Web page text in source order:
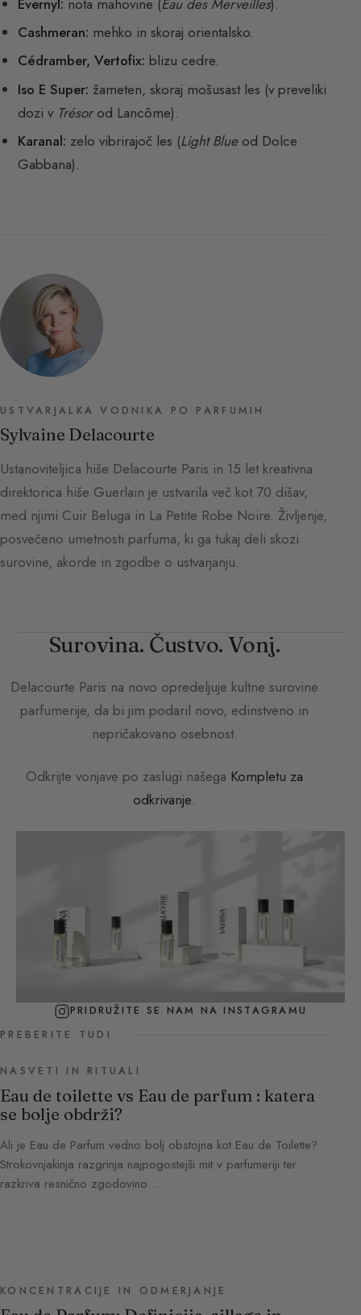
Cashmeran: mehko in skoraj orientalsko.
Cédramber, Vertofix: blizu cedre.
Iso E Super: žameten, skoraj mošusast les (v preveliki
dozi v Trésorod Lancôme).
Karanal: zelo vibrirajoč les (Light Blueod Dolce
Gabbana).
USTVARJALKA VODNIKA PO PARFUMIH
Sylvaine Delacourte
Ustanoviteljica hiše Delacourte Paris in 15 let kreativna
direktorica hiše Guerlain je ustvarila več kot 70 dišav,
med njimi Cuir Beluga in La Petite Robe Noire. Življenje,
posvečeno umetnosti parfuma, ki ga tukaj deli skozi
surovine, akorde in zgodbe o ustvarjanju.
Surovina. Čustvo. Vonj.
Delacourte Paris na novo opredeljuje kultne surovine
parfumerije, da bi jim podaril novo, edinstveno in
nepričakovano osebnost.
Odkrijte vonjave po zaslugi našega Kompletu za
odkrivanje.
PRIDRUŽITE SE NAM NA INSTAGRAMU
PREBERITE TUDI
NASVETI IN RITUALI
Eau de toilette vs Eau de parfum : katera
se bolje obdrži?
Ali je Eau de Parfum vedno bolj obstojna kot Eau de Toilette?
Strokovnjakinja razgrinja najpogostejši mit v parfumeriji ter
razkriva resnično zgodovino…
KONCENTRACIJE IN ODMERJANJE